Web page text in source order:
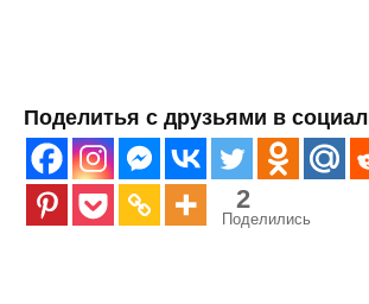
Поделитья с друзьями в
2
Поделились